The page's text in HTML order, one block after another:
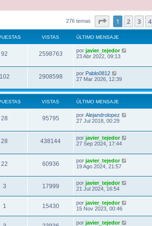
276 temas Página1 de 12
1 2 3 4
VISTAS ÚLTIMO MENSAJE
92 2598763 por javier_tejedor
23 Abr 2022, 09:13
102 2908598 por Pablo0812
27 Mar 2026, 12:39
VISTAS ÚLTIMO MENSAJE
28 95795 por Alejandrolopez
27 Jul 2018, 00:29
28 438144 por javier_tejedor
27 Sep 2024, 17:44
22 60936 por javier_tejedor
19 Ago 2024, 21:57
3 17999 por javier_tejedor
21 Jul 2024, 16:54
1 15430 por javier_tejedor
15 Nov 2023, 00:46
por javier_tejedor